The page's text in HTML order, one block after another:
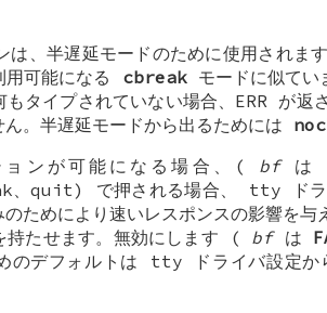
は、半遅延モードのために使用されま
用可能になる cbreakモードに似てい
もタイプされていない場合、ERR が返
。半遅延モードから出るためには
ンが可能になる場合、( bfは
で押される場合、 tty ドライ
ためにより速いレスポンスの影響を与
持たせます。無効にします ( bfは
のデフォルトは tty ドライバ設定か